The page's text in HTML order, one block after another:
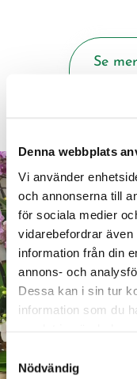
Denna webbplats
Vi använder
och annonserna till
för sociala medier
vidarebefordrar
information från din
annons- och
Dessa kan i sin tur
information som du
Samtyckesval
Nödvändig
Se